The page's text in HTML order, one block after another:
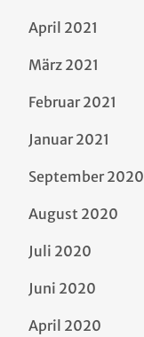
April 2021
März 2021
Februar 2021
Januar 2021
September 2020
August 2020
Juli 2020
Juni 2020
April 2020